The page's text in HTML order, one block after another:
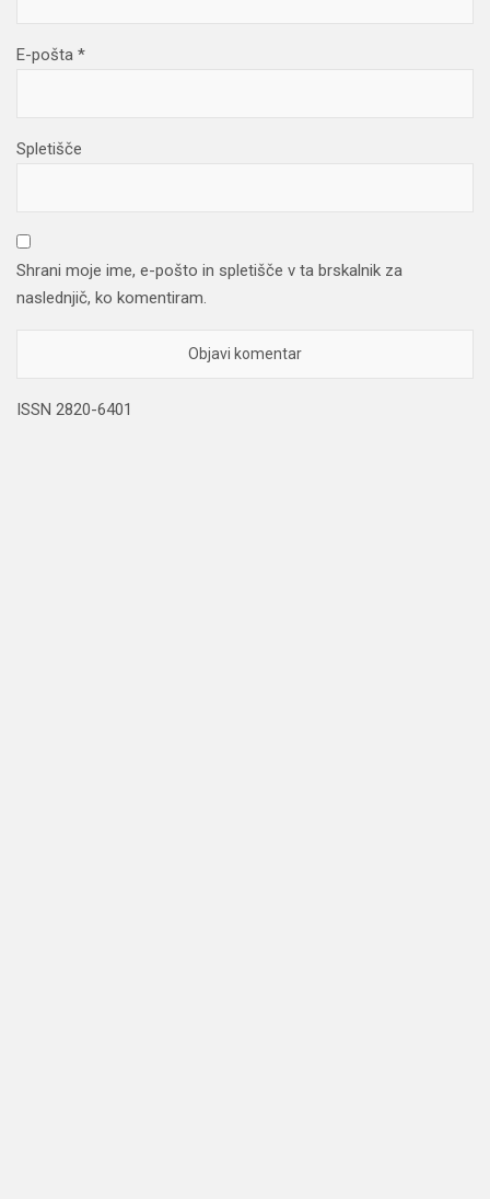
E-pošta *
Spletišče
Shrani moje ime, e-pošto in spletišče v ta brskalnik za
naslednjič, ko komentiram.
ISSN 2820-6401